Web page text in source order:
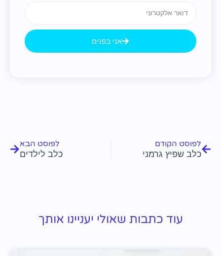
אני בפנים
לפוסט הקודם
כלב שפיץ גרמני
לפוסט הבא
כלב לילדים
עוד כתבות שאולי יעניינו אותך